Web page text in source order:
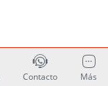
Contacto Más